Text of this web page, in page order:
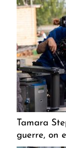
Tamara
guerre, on